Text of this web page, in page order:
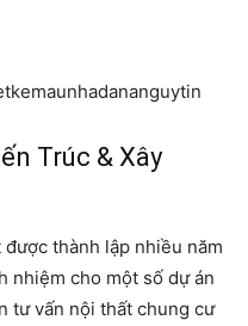
Trúc & Xây
thành lập nhiều năm
nhiệm cho một số dự án
tư vấn nội thất chung cư